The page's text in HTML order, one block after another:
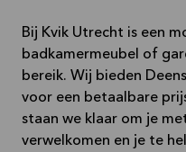
Bij Kvik Utrecht is een
badkamermeubel of
bereik. Wij bieden
voor een betaalbare
staan we klaar om je
verwelkomen en je te